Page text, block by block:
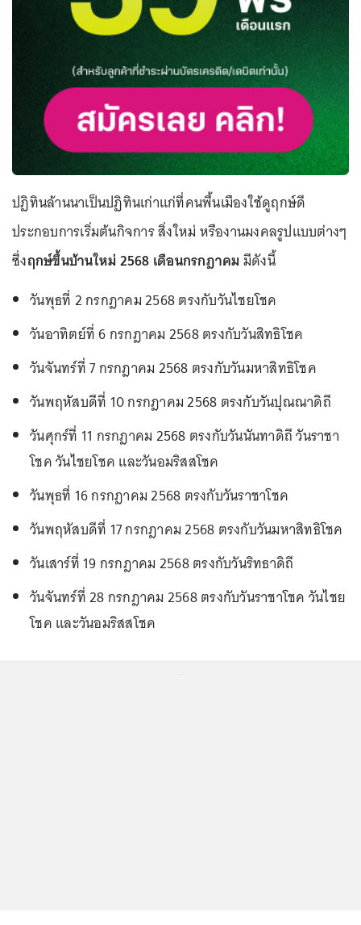
ปฏิทินล้านนาเป็นปฏิทินเก่าแก่ที่คนพื้นเมืองใช้ดูฤกษ์ดี
ประกอบการเริ่มต้นกิจการ สิ่งใหม่ หรืองานมงคลรูปแบบต่างๆ
ซึ่งฤกษ์ขึ้นบ้านใหม่ 2568 เดือนกรกฎาคม มีดังนี้
วันพุธที่ 2 กรกฎาคม 2568 ตรงกับวันไชยโชค
วันอาทิตย์ที่ 6 กรกฎาคม 2568 ตรงกับวันสิทธิโชค
วันจันทร์ที่ 7 กรกฎาคม 2568 ตรงกับวันมหาสิทธิโชค
วันพฤหัสบดีที่ 10 กรกฎาคม 2568 ตรงกับวันปุณณาดิถี
วันศุกร์ที่ 11 กรกฎาคม 2568 ตรงกับวันนันทาดิถี วันราชา
โชค วันไชยโชค และวันอมริสสโชค
วันพุธที่ 16 กรกฎาคม 2568 ตรงกับวันราชาโชค
วันพฤหัสบดีที่ 17 กรกฎาคม 2568 ตรงกับวันมหาสิทธิโชค
วันเสาร์ที่ 19 กรกฎาคม 2568 ตรงกับวันริทธาดิถี
วันจันทร์ที่ 28 กรกฎาคม 2568 ตรงกับวันราชาโชค วันไชย
โชค และวันอมริสสโชค